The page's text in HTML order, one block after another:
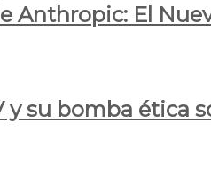
Anthropic: El
y su bomba ética